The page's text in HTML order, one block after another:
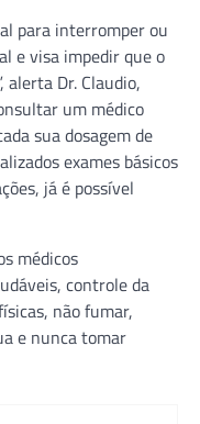
para interromper ou
e visa impedir que o
alerta Dr. Claudio,
um médico
sua dosagem de
exames básicos
já é possível
médicos
controle da
não fumar,
e nunca tomar